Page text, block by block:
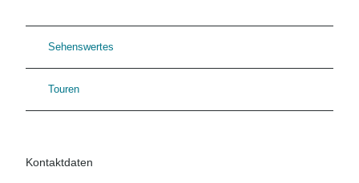
Sehenswertes
Touren
Kontaktdaten